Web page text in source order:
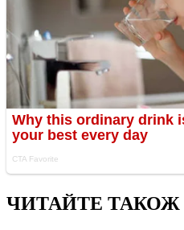
ЧИТАЙТЕ ТАКОЖ